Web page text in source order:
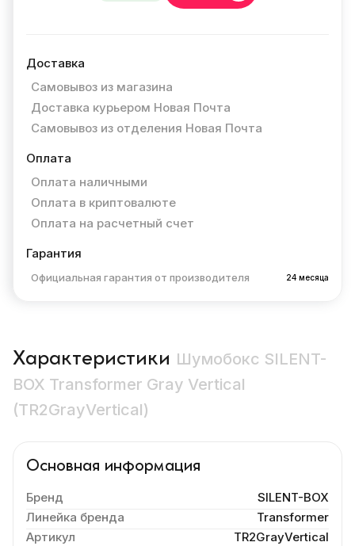
Доставка
Самовывоз из магазина
Доставка курьером Новая Почта
Самовывоз из отделения Новая Почта
Оплата
Оплата наличными
Оплата в криптовалюте
Оплата на расчетный счет
Гарантия
Официальная гарантия от производителя 24 месяца
Характеристики Шумобокс SILENT-
BOX Transformer Gray Vertical
(TR2GrayVertical)
Основная информация
Бренд
SILENT-BOX
Линейка бренда
Transformer
Артикул
TR2GrayVertical